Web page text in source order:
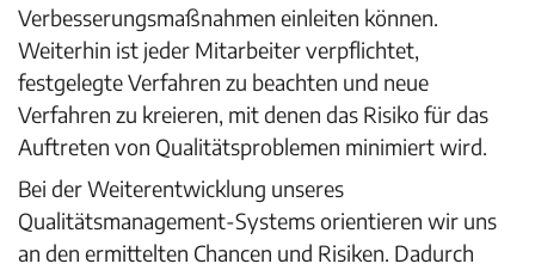
Verbesserungsmaßnahmen einleiten können.
Weiterhin ist jeder Mitarbeiter verpflichtet,
festgelegte Verfahren zu beachten und neue
Verfahren zu kreieren, mit denen das Risiko für das
Auftreten von Qualitätsproblemen minimiert wird.
Bei der Weiterentwicklung unseres
Qualitätsmanagement-Systems orientieren wir uns
an den ermittelten Chancen und Risiken. Dadurch